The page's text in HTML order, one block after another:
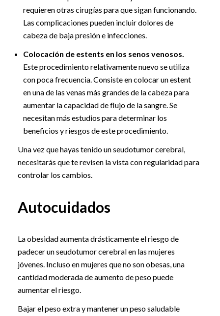
requieren otras cirugías para que sigan funcionando.
Las complicaciones pueden incluir dolores de
cabeza de baja presión e infecciones.
Colocación de estents en los senos venosos.
Este procedimiento relativamente nuevo se utiliza
con poca frecuencia. Consiste en colocar un estent
en una de las venas más grandes de la cabeza para
aumentar la capacidad de flujo de la sangre. Se
necesitan más estudios para determinar los
beneficios y riesgos de este procedimiento.
Una vez que hayas tenido un seudotumor cerebral,
necesitarás que te revisen la vista con regularidad para
controlar los cambios.
Autocuidados
La obesidad aumenta drásticamente el riesgo de
padecer un seudotumor cerebral en las mujeres
jóvenes. Incluso en mujeres que no son obesas, una
cantidad moderada de aumento de peso puede
aumentar el riesgo.
Bajar el peso extra y mantener un peso saludable